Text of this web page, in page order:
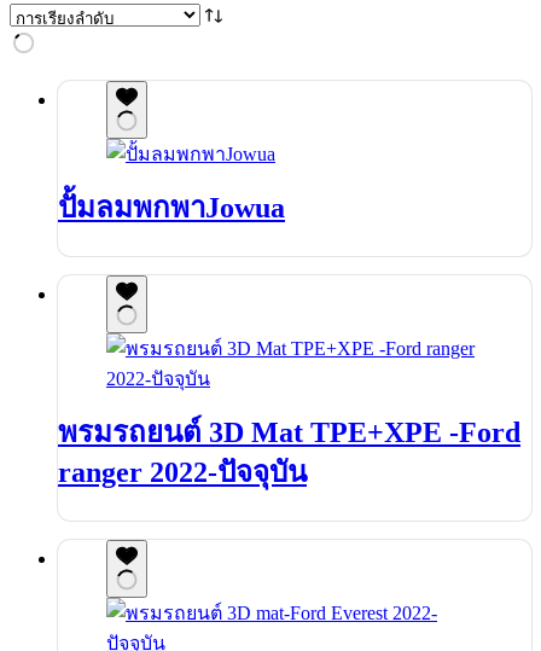
ปั้มลมพกพาJowua
พรมรถยนต์ 3D Mat TPE+XPE -Ford
ranger 2022-ปัจจุบัน